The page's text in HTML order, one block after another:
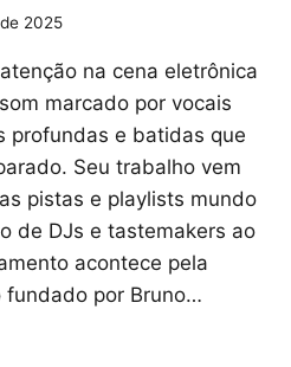
2025
na cena eletrônica
marcado por vocais
profundas e batidas que
Seu trabalho vem
pistas e playlists mundo
de DJs e tastemakers ao
acontece pela
fundado por Bruno…